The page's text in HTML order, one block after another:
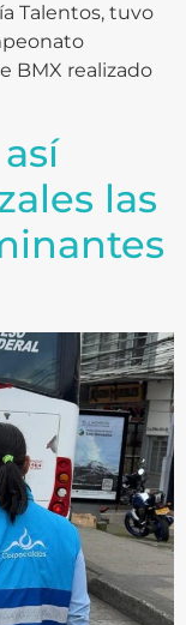
Talentos, tuvo
BMX realizado
las